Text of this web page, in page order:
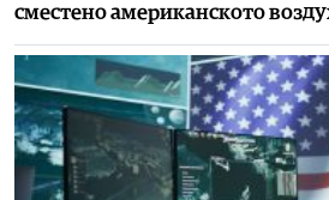
сместено американското